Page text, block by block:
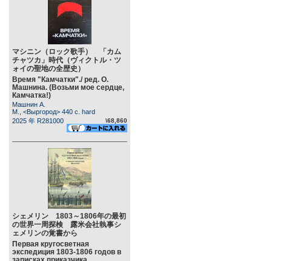
マシニン（ロック歌手） 「カム
チャツカ」時代（ヴィクトル・ツ
ォイの聖地の全歴史）
Время "Камчатки"./ ред. О.
Машнина. (Возьми мое сердце,
Камчатка!)
Машнин А.
М., <Выргород> 440 c. hard
2025 年 R281000
\68,860
シェメリン 1803～1806年の最初
の世界一周探検 露米会社執事シ
ェメリンの覚書から
Первая кругосветная
экспедиция 1803-1806 годов в